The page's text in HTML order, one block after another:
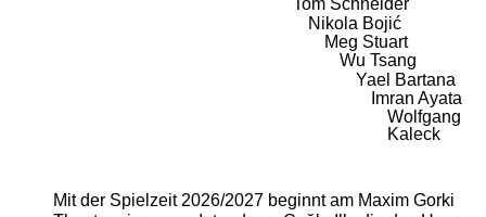
Tom Schneider
Nikola Bojić
Meg Stuart
Wu Tsang
Yael Bartana
Imran Ayata
Wolfgang
Kaleck
Mit der Spielzeit 2026/2027 beginnt am Maxim Gorki